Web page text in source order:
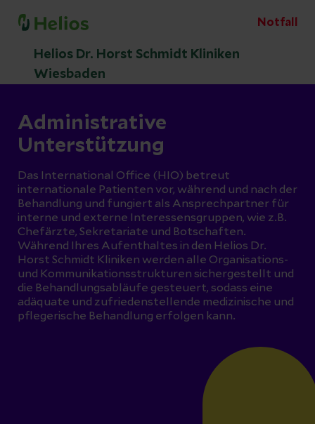
Notfall
Helios Dr. Horst Schmidt Kliniken
Wiesbaden
Administrative
Unterstützung
Das International Office (HIO) betreut
internationale Patienten vor, während und nach der
Behandlung und fungiert als Ansprechpartner für
interne und externe Interessensgruppen, wie z.B.
Chefärzte, Sekretariate und Botschaften.
Während Ihres Aufenthaltes in den Helios Dr.
Horst Schmidt Kliniken werden alle Organisations-
und Kommunikationsstrukturen sichergestellt und
die Behandlungsabläufe gesteuert, sodass eine
adäquate und zufriedenstellende medizinische und
pflegerische Behandlung erfolgen kann.